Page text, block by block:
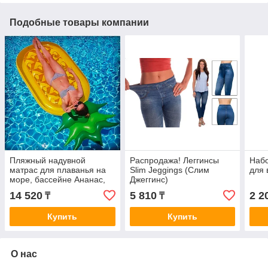
Подобные товары компании
Пляжный надувной
матрас для плаванья на
море, бассейне Ананас,
14 520 ₸
Купить
Распродажа! Леггинсы
Slim Jeggings (Слим
Джеггинс)
5 810₸
Купить
для
2
О нас